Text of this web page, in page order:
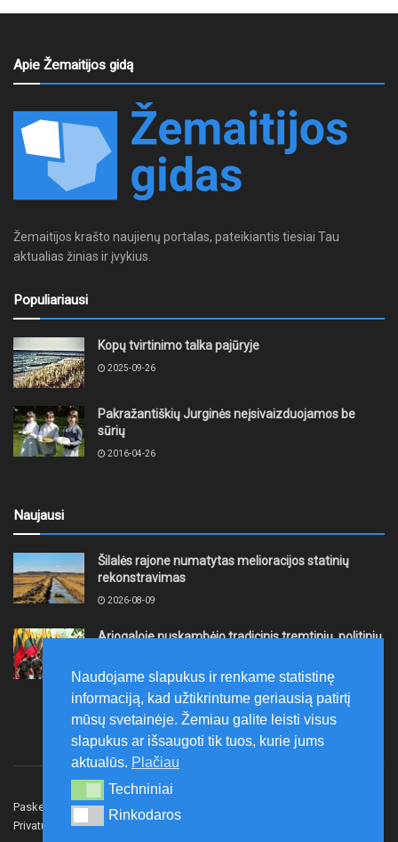
Apie Žemaitijos gidą
Žemaitijos krašto naujienų portalas, pateikiantis tiesiai Tau
aktualias žinias ir įvykius.
Populiariausi
Kopų tvirtinimo talka pajūryje
2025-09-26
Pakražantiškių Jurginės neįsivaizduojamos be
sūrių
2016-04-26
Naujausi
Šilalės rajone numatytas melioracijos statinių
rekonstravimas
2026-08-09
Ariogaloje nuskambėjo tradicinis tremtinių, politinių
širdy“
2026-08-08
Paskelbk naujieną Rašyti redakcijai
Privatumo politika
Naudojame slapukus ir renkame statistinę
informaciją, kad užtikrintume geriausią patirtį
mūsų svetainėje. Žemiau galite leisti visus
slapukus ar išsaugoti tik tuos, kurie jums
aktualūs. Plačiau
Techniniai
Techniniai
Rinkodaros
Rinkodaros